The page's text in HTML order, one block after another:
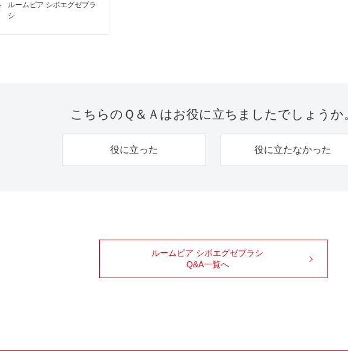
ルームピア シボエグゼブラ
シ
こちらのＱ＆Ａは お役に立ちましたでしょうか
役に立った 役に立たなかった
ルームピア シボエグゼブラシ
Q&A一覧へ